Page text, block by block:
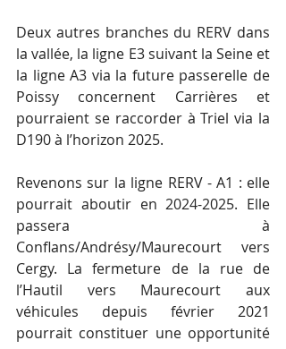
Deux autres branches du RERV dans
la vallée, la ligne E3 suivant la Seine et
la ligne A3 via la future passerelle de
Poissy concernent Carrières et
pourraient se raccorder à Triel via la
D190 à l’horizon 2025.
Revenons sur la ligne RERV - A1 : elle
pourrait aboutir en 2024-2025. Elle
passera à
Conflans/Andrésy/Maurecourt vers
Cergy. La fermeture de la rue de
l’Hautil vers Maurecourt aux
véhicules depuis février 2021
pourrait constituer une opportunité